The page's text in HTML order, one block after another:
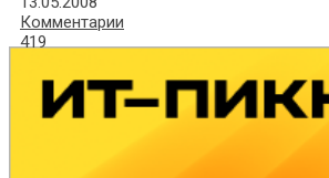
Комментарии
419